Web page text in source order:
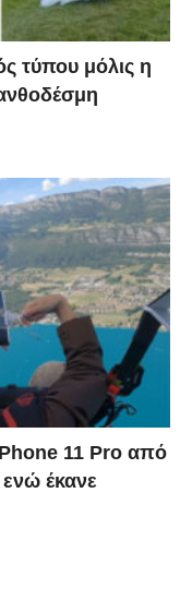
τύπου μόλις η
11 Pro από
έκανε